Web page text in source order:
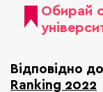
Обирай
Відповідно
Ranking 2022